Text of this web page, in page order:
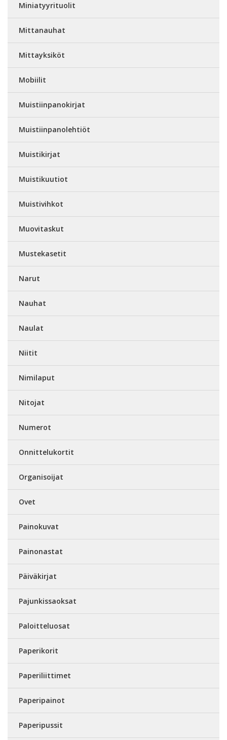
Miniatyyrituolit
Mittanauhat
Mittayksiköt
Mobiilit
Muistiinpanokirjat
Muistiinpanolehtiöt
Muistikirjat
Muistikuutiot
Muistivihkot
Muovitaskut
Mustekasetit
Narut
Nauhat
Naulat
Niitit
Nimilaput
Nitojat
Numerot
Onnittelukortit
Organisoijat
Ovet
Painokuvat
Painonastat
Päiväkirjat
Pajunkissaoksat
Paloitteluosat
Paperikorit
Paperiliittimet
Paperipainot
Paperipussit